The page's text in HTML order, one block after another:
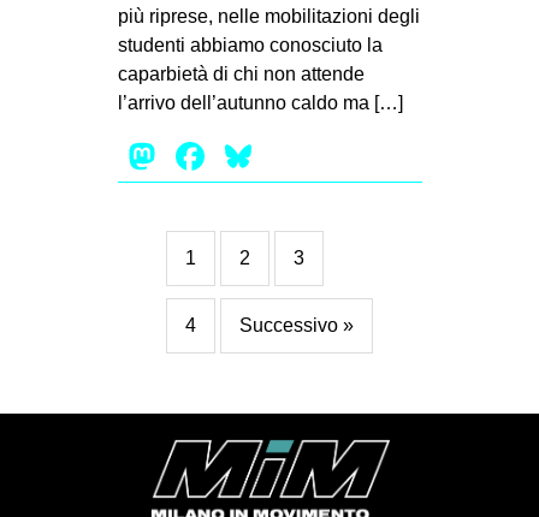
più riprese, nelle mobilitazioni degli
studenti abbiamo conosciuto la
caparbietà di chi non attende
l’arrivo dell’autunno caldo ma […]
Mastodon
Facebook
1 2 3
4 Successivo »